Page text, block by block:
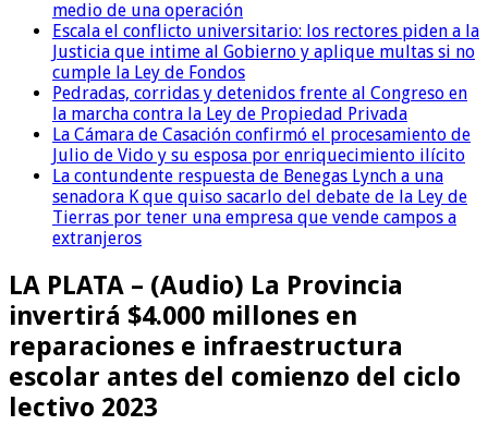
medio de una operación
Escala el conflicto universitario: los rectores piden a la
Justicia que intime al Gobierno y aplique multas si no
cumple la Ley de Fondos
Pedradas, corridas y detenidos frente al Congreso en
la marcha contra la Ley de Propiedad Privada
La Cámara de Casación confirmó el procesamiento de
Julio de Vido y su esposa por enriquecimiento ilícito
La contundente respuesta de Benegas Lynch a una
senadora K que quiso sacarlo del debate de la Ley de
Tierras por tener una empresa que vende campos a
extranjeros
LA PLATA – (Audio) La Provincia
invertirá $4.000 millones en
reparaciones e infraestructura
escolar antes del comienzo del ciclo
lectivo 2023